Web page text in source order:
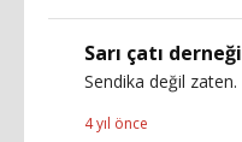
Sarı çatı derneği
Sendika değil zaten.
4 yıl önce